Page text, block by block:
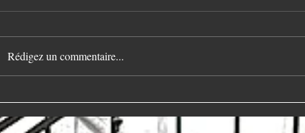
Rédigez un commentaire...